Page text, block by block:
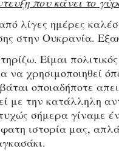
λίγες ημέρες
στην Ουκρανία.
Είμαι
να χρησιμοποιηθεί
οποιαδήποτε
με την κατάλληλη
σήμερα γίναμε
ιστορία μας,